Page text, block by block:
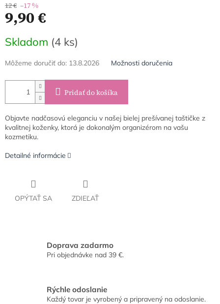
12 € –17 %
9,90 €
cena:
Skladom (4 ks)
Môžeme doručiť do: 13.8.2026 Možnosti doručenia
Pridať do košíka
Objavte nadčasovú eleganciu v našej bielej prešívanej taštičke z
kvalitnej koženky, ktorá je dokonalým organizérom na vašu
kozmetiku.
Detailné informácie
OPÝTAŤ SA ZDIEĽAŤ
Doprava zadarmo
Pri objednávke nad 39 €.
Rýchle odoslanie
Každý tovar je vyrobený a pripravený na odoslanie.